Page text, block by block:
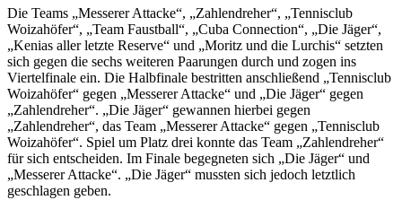
Die Teams „Messerer Attacke“, „Zahlendreher“, „Tennisclub
Woizahöfer“, „Team Faustball“, „Cuba Connection“, „Die Jäger“,
„Kenias aller letzte Reserve“ und „Moritz und die Lurchis“ setzten
sich gegen die sechs weiteren Paarungen durch und zogen ins
Viertelfinale ein. Die Halbfinale bestritten anschließend „Tennisclub
Woizahöfer“ gegen „Messerer Attacke“ und „Die Jäger“ gegen
„Zahlendreher“. „Die Jäger“ gewannen hierbei gegen
„Zahlendreher“, das Team „Messerer Attacke“ gegen „Tennisclub
Woizahöfer“. Spiel um Platz drei konnte das Team „Zahlendreher“
für sich entscheiden. Im Finale begegneten sich „Die Jäger“ und
„Messerer Attacke“. „Die Jäger“ mussten sich jedoch letztlich
geschlagen geben.